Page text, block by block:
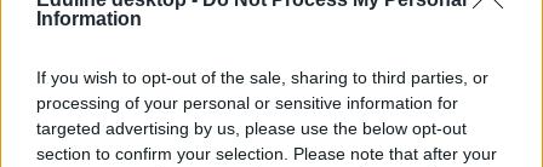
Information
If you wish to opt-out of the sale, sharing to third parties, or
processing of your personal or sensitive information for
targeted advertising by us, please use the below opt-out
section to confirm your selection. Please note that after your
csoportos felkészülésére kell fordítani a szakképző intézmény
A 2026/2027-es tanév rendjével részletesen az alábbi cikkünkben
foglalkoztunk.